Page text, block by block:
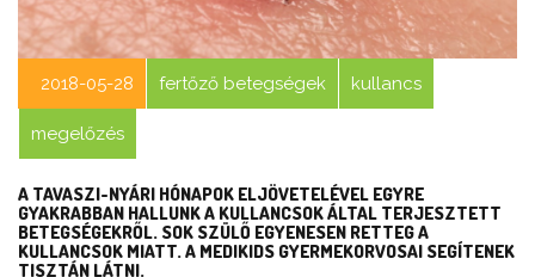
2018-05-28 fertőző betegségek kullancs
megelőzés
A TAVASZI-NYÁRI HÓNAPOK ELJÖVETELÉVEL EGYRE
GYAKRABBAN HALLUNK A KULLANCSOK ÁLTAL TERJESZTETT
BETEGSÉGEKRŐL. SOK SZÜLŐ EGYENESEN RETTEG A
KULLANCSOK MIATT. A MEDIKIDS GYERMEKORVOSAI SEGÍTENEK
TISZTÁN LÁTNI.